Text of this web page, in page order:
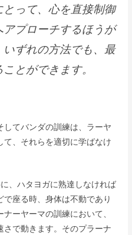
って、心を直接制御
プローチするほうが
ずれの方法でも、最
とができます。
してバンダの訓練は、ラーヤ
て、それらを適切に学ばなけ
、ハタヨガに熟達しなければ
座る時、身体は不動であり
ーヤーマの訓練において、
さで動きます。そのプラーナ